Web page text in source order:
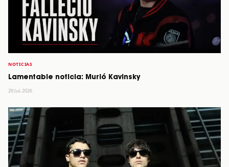
NOTICIAS
Lamentable noticia: Murió Kavinsky
29 Jul, 2026